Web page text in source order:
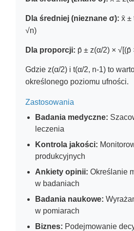
Dla średniej (nieznane σ): x̄ ±
√n)
Dla proporcji: p̂ ± z(α/2) × √[(p̂
Gdzie z(α/2) i t(α/2, n-1) to
określonego poziomu ufności.
Zastosowania
Badania medyczne:
leczenia
Kontrola jakości:
produkcyjnych
Ankiety opinii: Określanie
w badaniach
Badania naukowe:
w pomiarach
Biznes: Podejmowanie